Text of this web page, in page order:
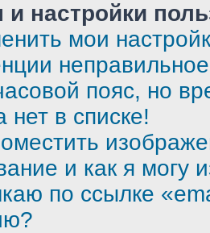
настройки
мои
пояс, но
нет в списке!
и как я могу
по ссылке